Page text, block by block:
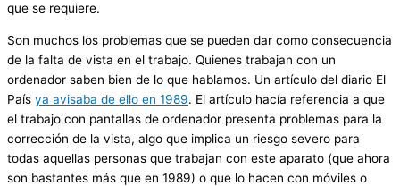
que se requiere.
Son muchos los problemas que se pueden dar como consecuencia
de la falta de vista en el trabajo. Quienes trabajan con un
ordenador saben bien de lo que hablamos. Un artículo del diario El
País ya avisaba de ello en 1989. El artículo hacía referencia a que
el trabajo con pantallas de ordenador presenta problemas para la
corrección de la vista, algo que implica un riesgo severo para
todas aquellas personas que trabajan con este aparato (que ahora
son bastantes más que en 1989) o que lo hacen con móviles o